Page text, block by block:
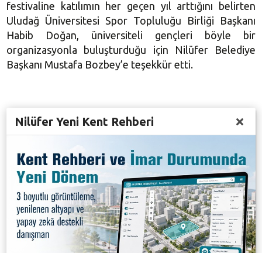
festivaline katılımın her geçen yıl arttığını belirten
Uludağ Üniversitesi Spor Topluluğu Birliği Başkanı
Habib Doğan, üniversiteli gençleri böyle bir
organizasyonla buluşturduğu için Nilüfer Belediye
Başkanı Mustafa Bozbey’e teşekkür etti.
BOZBEY’DEN ÖĞRENCİLERE TEŞEKKÜR
7’den 77’ye her kesimden insanı sporla buluşturmayı
hedeflediklerini belirten Nilüfer Belediye Başkanı
Mustafa Bozbey, bu kapsamda kentin birçok
noktasında sportif etkinlikler düzenlediklerini söyledi.
Başkan Bozbey, “Kentin farklı noktalarında, günün
her anında insanların spor yaptığını görmek, bizi
Nilüfer Yeni Kent Rehberi